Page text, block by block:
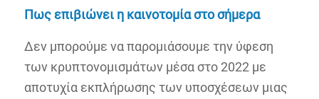
Πως επιβιώνει η καινοτομία στο σήμερα
Δεν μπορούμε να παρομιάσουμε την ύφεση
των κρυπτονομισμάτων μέσα στο 2022 με
αποτυχία εκπλήρωσης των υποσχέσεων μιας